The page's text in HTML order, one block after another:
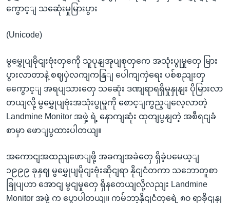
ကွောင့ျ သဆေုံးမှုမြားပွား
(Unicode)
မွမွှေုပျမိုငျးဗုံးတှကေို သူပုနျအုပျစုတှကေ အသုံးပွုမှုတှေ မြား
ပွားလာတာနဲ့ စဈပှဲလကျကနြျ ပေါကျကှဲရေး ပစ်စညျးတှ
ကွေောင့ျ အရပျသားတှေ သဆေုံး ဒဏျရာရရှိမှုနှုနျး ပိုမြားလာ
တယျလို့ မွမွှေုပျဗုံးအသုံးပွုမှုကို စောင့ျကွည့ျလေ့လာတဲ့
Landmine Monitor အဖှဲ့ ရဲ့ နောကျဆုံး ထုတျပွနျတဲ့ အစီရငျခံ
စာမှာ ဖောျပွထားပါတယျ။
အကောငျအထညျဖောျဖို့ အခကျအခဲတှေ ရှိခဲ့ပမေယ့ျ
၁၉၉၉ ခုနှဈ မွမွှေုပျမိုငျးဗုံးဆိုငျရာ နိုငျငံတကာ သဘောတူစာ
ခြုပျဟာ အောငျ မွငျမှုတှေ ရှိနတေယျလို့လညျး Landmine
Monitor အဖှဲ့ က ပွောပါတယျ။ ကမ်ဘာ့နိုငျငံတှရေဲ့ ၈၀ ရာခိုငျနှု